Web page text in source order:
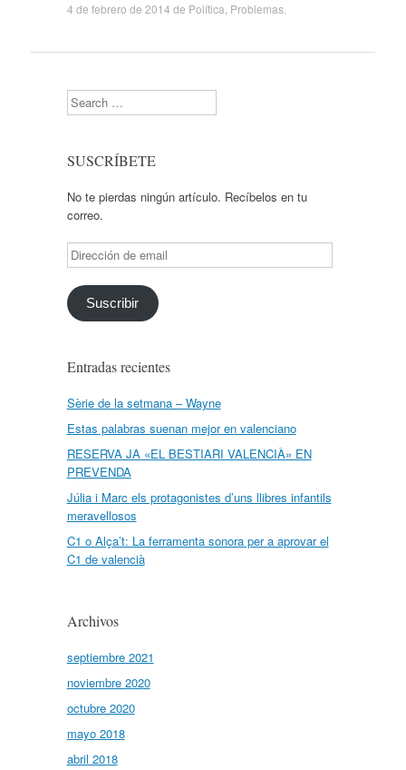
4 de febrero de 2014 de Política Problemas.
Search
SUSCRÍBETE
No te pierdas ningún artículo. Recíbelos en tu
correo.
Dirección
de
email
Suscribir
Entradas recientes
Sèrie de la setmana – Wayne
Estas palabras suenan mejor en valenciano
RESERVA JA «EL BESTIARI VALENCIÀ» EN
PREVENDA
Júlia i Marc els protagonistes d’uns llibres infantils
meravellosos
C1 o Alça’t: La ferramenta sonora per a aprovar el
C1 de valencià
Archivos
septiembre 2021
noviembre 2020
octubre 2020
mayo 2018
abril 2018